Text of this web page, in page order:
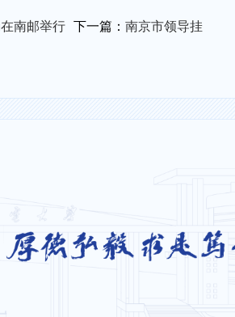
南邮举行 下一篇： 南京市领导挂